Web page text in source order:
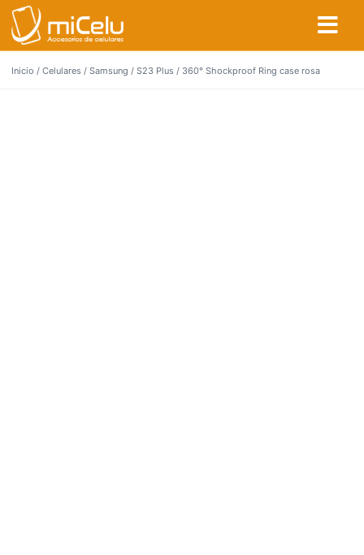
Inicio / Celulares / Samsung / S23 Plus / 360° Shockproof Ring case rosa